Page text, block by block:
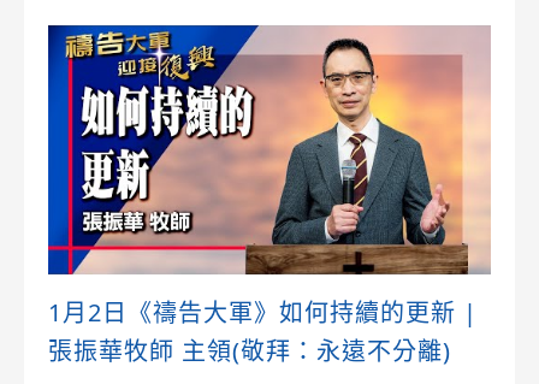
1月2日《禱告大軍》如何持續的更新 |
張振華牧師 主領(敬拜：永遠不分離)